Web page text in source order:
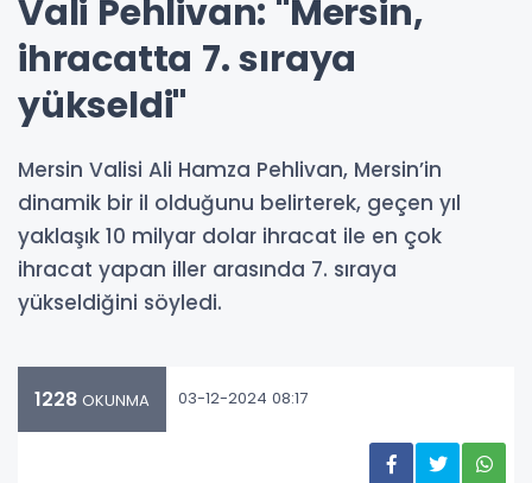
Vali Pehlivan: "Mersin,
ihracatta 7. sıraya
yükseldi"
Mersin Valisi Ali Hamza Pehlivan, Mersin’in
dinamik bir il olduğunu belirterek, geçen yıl
yaklaşık 10 milyar dolar ihracat ile en çok
ihracat yapan iller arasında 7. sıraya
yükseldiğini söyledi.
1228 OKUNMA 03-12-2024 08:17